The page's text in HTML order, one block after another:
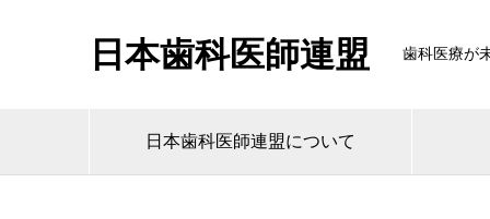
日本歯科医師連盟 歯科医療が
日本歯科医師連盟について